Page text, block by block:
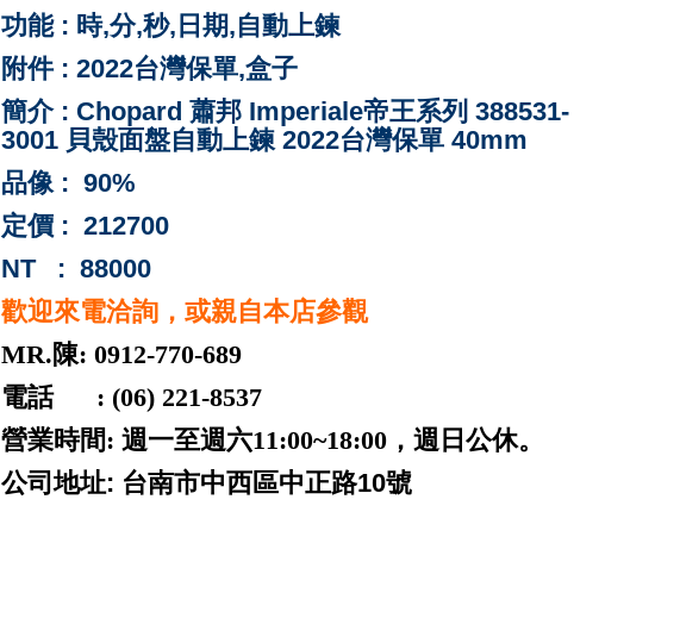
功能 : 時,分,秒,日期,自動上鍊
附件 : 2022台灣保單,盒子
簡介 : Chopard 蕭邦 Imperiale帝王系列 388531-
3001 貝殼面盤自動上鍊 2022台灣保單 40mm
品像 : 90%
定價 : 212700
NT : 88000
歡迎來電洽詢，或親自本店參觀
MR.陳: 0912-770-689
電話 : (06) 221-8537
營業時間: 週一至週六11:00~18:00，週日公休。
公司地址: 台南市中西區中正路10號